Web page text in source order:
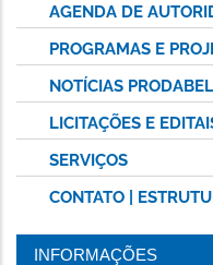
AGENDA DE
PROGRAMAS E
NOTÍCIAS PRODABEL
LICITAÇÕES E
SERVIÇOS
CONTATO |
INFORMAÇÕES